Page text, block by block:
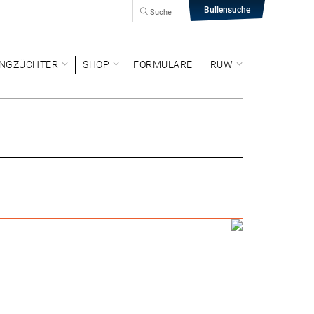
Bullensuche
Suche
SHOP FORMULARE RUW